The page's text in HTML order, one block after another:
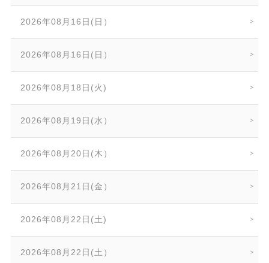
2026年08月16日(日）
2026年08月16日(日）
2026年08月18日(火)
2026年08月19日(水）
2026年08月20日(木）
2026年08月21日(金）
2026年08月22日(土)
2026年08月22日(土）